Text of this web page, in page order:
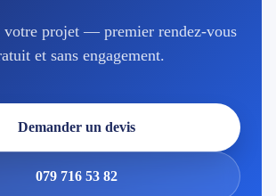
votre projet — premier rendez-vous
et sans engagement.
Demander un devis
079 716 53 82